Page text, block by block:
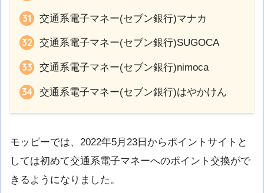
交通系電子マネー(セブン銀行)マナカ
交通系電子マネー(セブン銀行)SUGOCA
交通系電子マネー(セブン銀行)nimoca
交通系電子マネー(セブン銀行)はやかけん
モッピーでは、2022年5月23日からポイントサイトと
しては初めて交通系電子マネーへのポイント交換がで
きるようになりました。